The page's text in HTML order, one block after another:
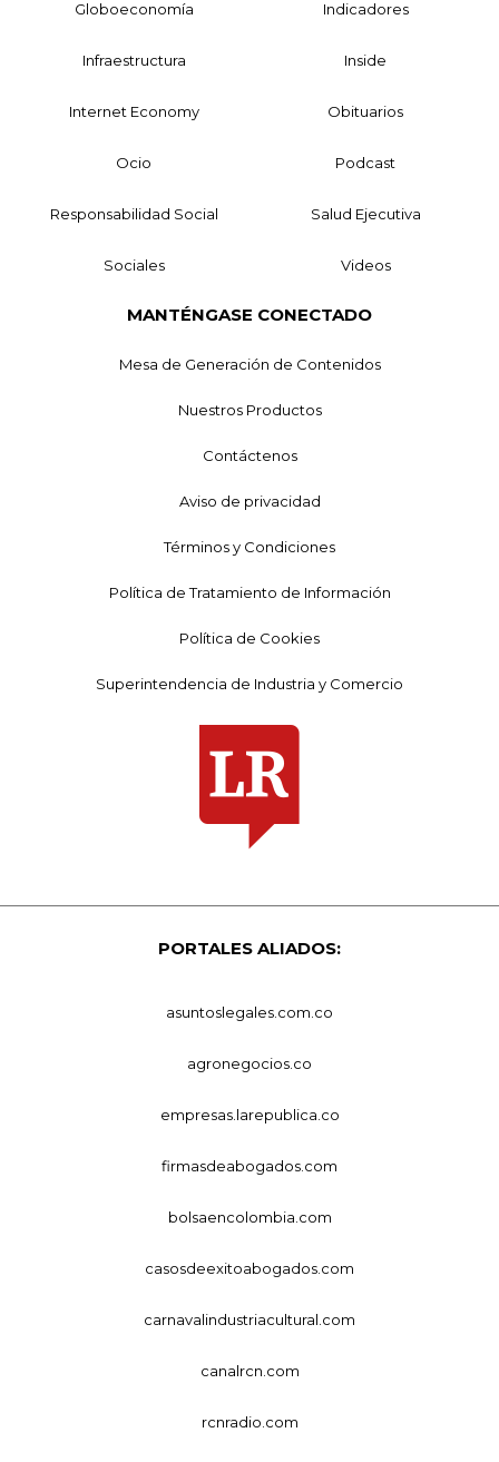
Globoeconomía Indicadores
Infraestructura Inside
Internet Economy Obituarios
Ocio Podcast
Responsabilidad Social Salud Ejecutiva
Sociales Videos
MANTÉNGASE CONECTADO
Mesa de Generación de Contenidos
Nuestros Productos
Contáctenos
Aviso de privacidad
Términos y Condiciones
Política de Tratamiento de Información
Política de Cookies
Superintendencia de Industria y Comercio
PORTALES ALIADOS:
asuntoslegales.com.co
agronegocios.co
empresas.larepublica.co
firmasdeabogados.com
bolsaencolombia.com
casosdeexitoabogados.com
carnavalindustriacultural.com
canalrcn.com
rcnradio.com